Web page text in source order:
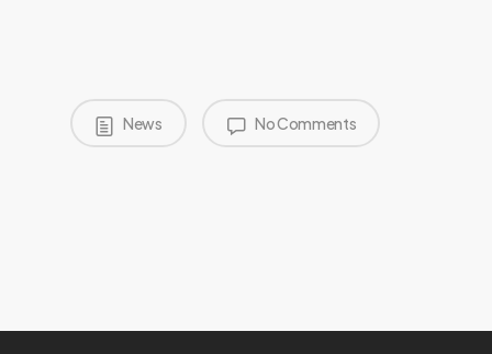
News No Comments